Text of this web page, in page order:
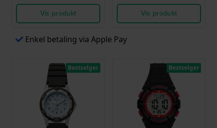
Vis produkt
Vis produkt
Enkel betaling via Apple Pay
Bestselger Bestselger